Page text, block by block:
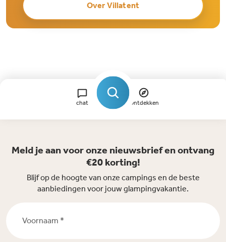
Over Villatent
chat Ontdekken
Meld je aan voor onze nieuwsbrief en ontvang
€20 korting!
Blijf op de hoogte van onze campings en de beste
aanbiedingen voor jouw glampingvakantie.